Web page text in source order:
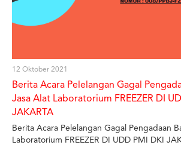
12 Oktober 2021
Berita Acara Pelelangan Gagal
Jasa Alat Laboratorium FREEZER DI
JAKARTA
Berita Acara Pelelangan Gagal Pengadaan
Laboratorium FREEZER DI UDD PMI DKI